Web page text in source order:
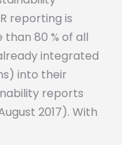
reporting is
80 % of all
integrated
into their
reports
2017). With